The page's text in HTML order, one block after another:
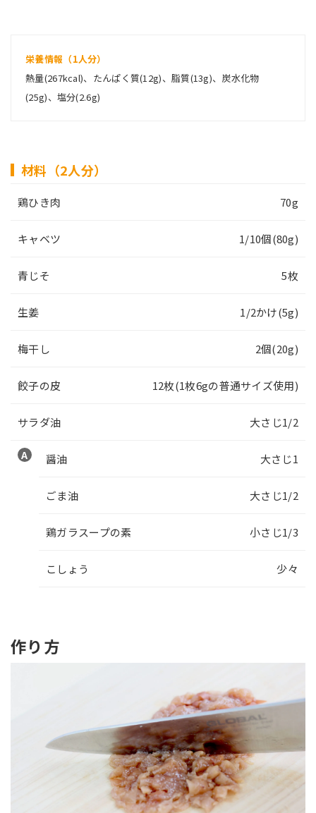
栄養情報（1人分）
熱量(267kcal)、たんぱく質(12g)、脂質(13g)、炭水化物
(25g)、塩分(2.6g)
材料（2人分）
鶏ひき肉 70g
キャベツ 1/10個(80g)
青じそ 5枚
生姜 1/2かけ(5g)
梅干し 2個(20g)
餃子の皮 12枚(1枚6gの普通サイズ使用)
サラダ油 大さじ1/2
醤油 大さじ1
ごま油 大さじ1/2
鶏ガラスープの素 小さじ1/3
こしょう 少々
作り方